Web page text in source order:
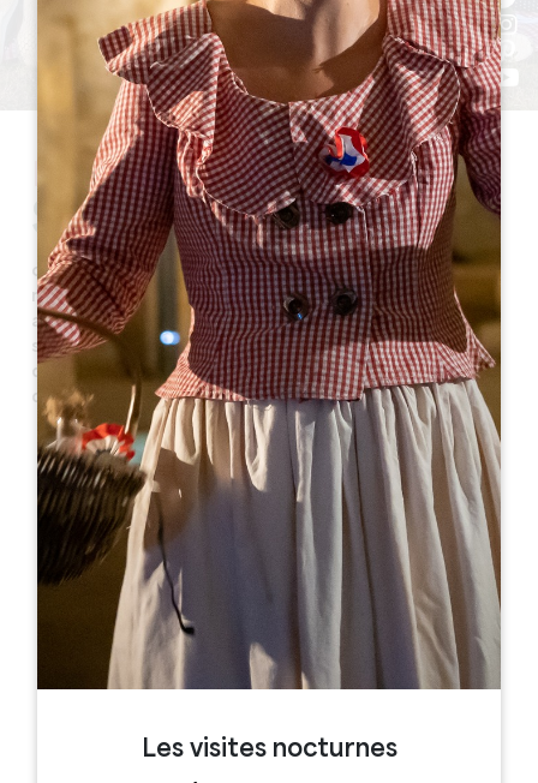
LE GRAND
SAINT-ÉMILIONNAIS
connu pour ses paysages et ses vignobles, offre de
nombreuses aires de pique-nique idéales pour les
amateurs de plein air et les voyageurs qui
souhaitent déguster un repas en pleine nature. Voici
quelques-unes des aires de pique-nique populaires
dans la région :
PORTE SAINT-MARTIN à Saint-Emilion
Espace enherbé avec un point d’eau. Bancs (pas de
table), poubelle.
PARC GUADET à Saint-Emilion
Parc municipal enherbé, bancs (pas de table),
poubelle, aire de jeux. Boucherie-charcuterie et
supérette « Utile » tout proche. Parking et toilettes
à proximité.
Les visites nocturnes